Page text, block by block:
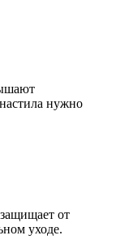
нужно
от
уходе.